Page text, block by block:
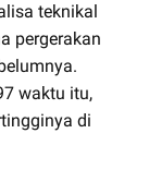
teknikal
pergerakan
waktu itu,
di